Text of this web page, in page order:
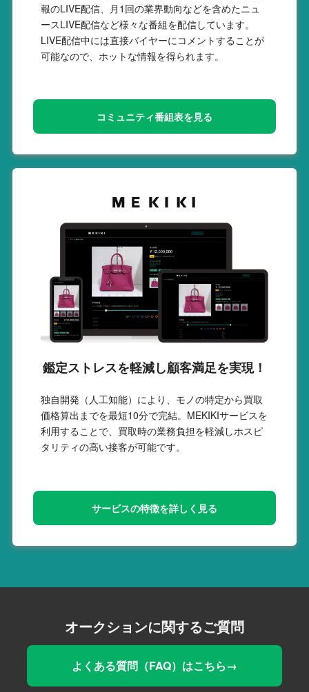
報のLIVE配信、月1回の業界動向などを含めたニュ
ースLIVE配信など様々な番組を配信しています。
LIVE配信中には直接バイヤーにコメントすることが
可能なので、ホットな情報を得られます。
コミュニティ番組表を見る
鑑定ストレスを軽減し顧客満足を実現！
独自開発（人工知能）により、モノの特定から買取
価格算出までを最短10分で完結。MEKIKIサービスを
利用することで、買取時の業務負担を軽減しホスピ
タリティの高い接客が可能です。
サービスの特徴を詳しく見る
オークションに関するご質問
よくある質問（FAQ）はこちら→